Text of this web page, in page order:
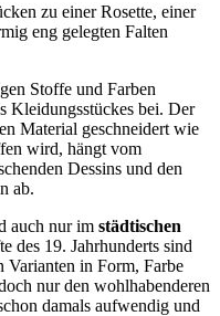
zu einer Rosette, einer
eng gelegten Falten
Stoffe und Farben
Kleidungsstückes bei. Der
Material geschneidert wie
wird, hängt vom
Dessins und den
ab.
auch nur im städtischen
des 19. Jahrhunderts sind
Varianten in Form, Farbe
nur den wohlhabenderen
damals aufwendig und